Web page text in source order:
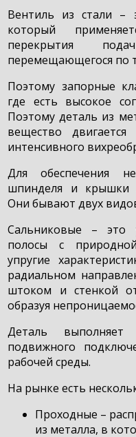
Вентиль из стали –
который
перекрытия
перемещающегося по
Поэтому запорные
где есть высокое
Поэтому деталь из
вещество
интенсивного
Для обеспечения
шпинделя и крышки
Они бывают двух
Сальниковые – это
полосы с
упругие
радиальном
штоком и стенкой
образуя
Деталь
подвижного
рабочей среды.
На рынке есть
Проходные –
из металла, в